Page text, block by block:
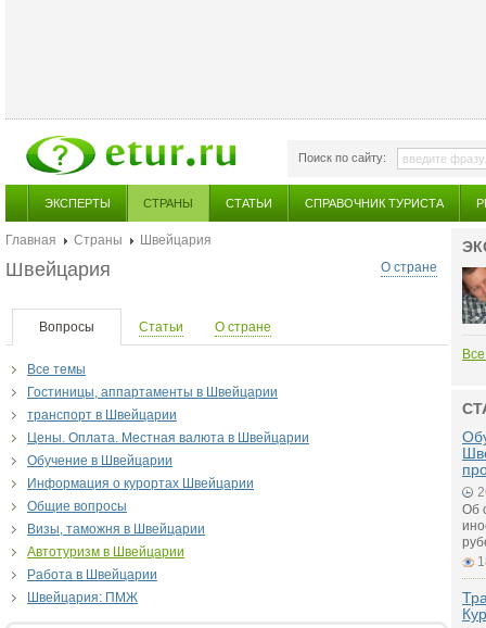
Поиск по сайту:
ЭКСПЕРТЫ СТРАНЫ СТАТЬИ СПРАВОЧНИК ТУРИСТА
Главная Страны
Швейцария
О стране
Швейцария
Вопросы Статьи О стране
Все темы
Гостиницы, аппартаменты в Швейцарии
транспорт в Швейцарии
Цены. Оплата. Местная валюта в Швейцарии
Обучение в Швейцарии
Информация о курортах Швейцарии
Общие вопросы
Визы, таможня в Швейцарии
Автотуризм в Швейцарии
Работа в Швейцарии
Швейцария: ПМЖ
Об